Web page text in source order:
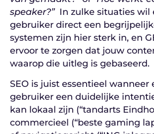
speaker?” In zulke situaties wil
gebruiker direct een
systemen zijn hier sterk in, en
ervoor te zorgen dat jouw
waarop die uitleg is gebaseerd.
SEO is juist essentieel wanneer
gebruiker een duidelijke
kan lokaal zijn (“tandarts
commercieel (“beste gaming